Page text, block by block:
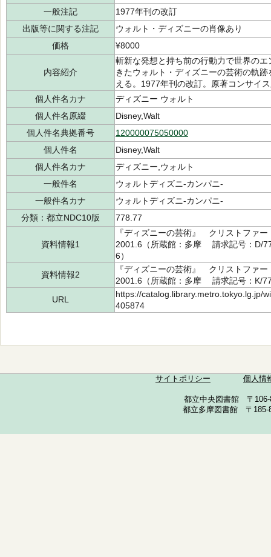
一般注記
1977年刊の改訂
出版等に関する注記
ウォルト・ディズニーの肖像あり
価格
¥8000
内容紹介
斬新な発想と持ち前の行動力で世界の
きたウォルト・ディズニーの芸術の軌
える。1977年刊の改訂。原著コンサイ
個人件名カナ
ディズニー ウォルト
個人件名原綴
Disney,Walt
個人件名典拠番号
120000075050000
個人件名
Disney,Walt
個人件名カナ
ディズニー,ウォルト
一般件名
ウォルトディズニ-カンパニ-
一般件名カナ
ウォルトディズニ-カンパニ-
分類：都立NDC10版
778.77
資料情報1
『ディズニーの芸術』 クリストフ
2001.6（所蔵館：多摩 請求記号：D/
6）
資料情報2
『ディズニーの芸術』 クリストフ
2001.6（所蔵館：多摩 請求記号：K/
URL
https://catalog.library.metro.tokyo.lg.jp/
405874
サイトポリシー 個人情
都立中央図書館 〒
都立多摩図書館 〒185-